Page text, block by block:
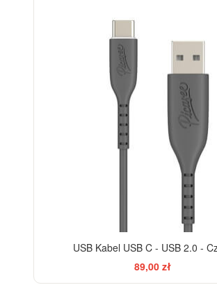
USB Kabel USB C - USB 2.0 -
89,00 zł